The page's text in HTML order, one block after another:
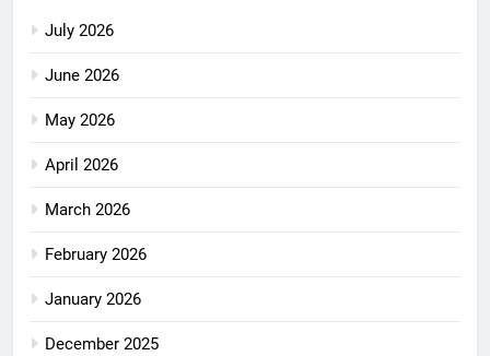
July 2026
June 2026
May 2026
April 2026
March 2026
February 2026
January 2026
December 2025